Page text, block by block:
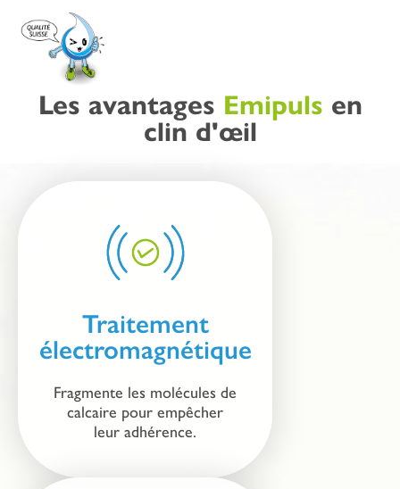
Les avantages Emipuls en
clin d'œil
Traitement
électromagnétique
Fragmente les molécules de
calcaire pour empêcher
leur adhérence.